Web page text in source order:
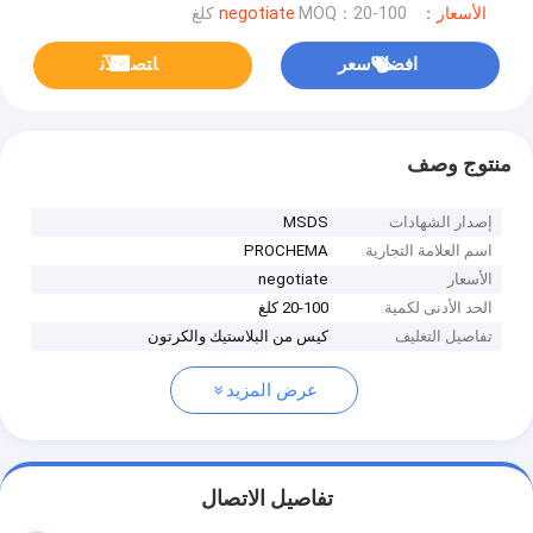
الأسعار：negotiate MOQ：20-100 كلغ
افضل سعر ﺎﺘﺼﻟ ﺍﻶﻧ
منتوج وصف
إصدار الشهادات
MSDS
اسم العلامة التجارية
PROCHEMA
الأسعار
negotiate
الحد الأدنى لكمية
20-100 كلغ
تفاصيل التغليف
كيس من البلاستيك والكرتون
عرض المزيد
تفاصيل الاتصال